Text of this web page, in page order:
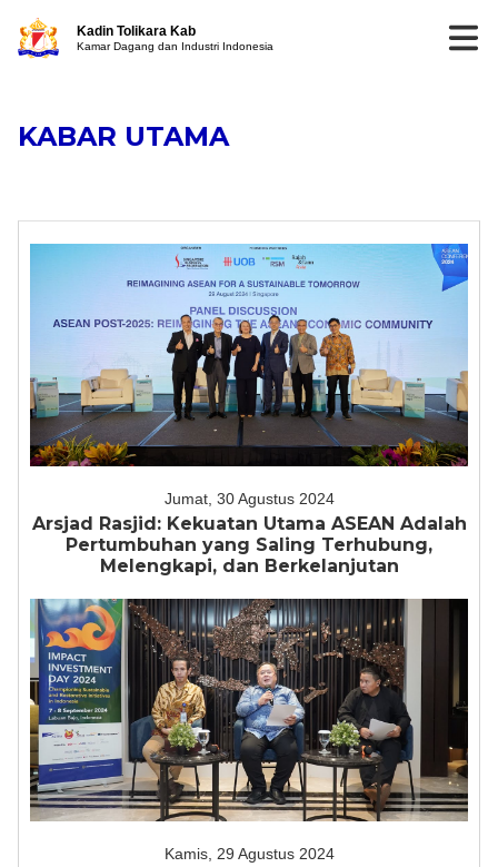
Kadin Tolikara Kab
Kamar Dagang dan Industri Indonesia
KABAR UTAMA
Jumat, 30 Agustus 2024
Arsjad Rasjid: Kekuatan Utama ASEAN Adalah
Pertumbuhan yang Saling Terhubung,
Melengkapi, dan Berkelanjutan
Kamis, 29 Agustus 2024